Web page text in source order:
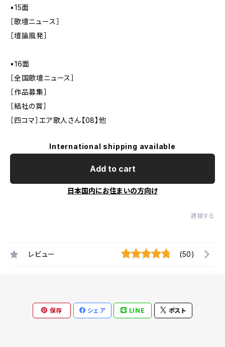
•15面
［歌壇ニュース］
［壇論風発］
•16面
［全国歌壇ニュース］
［作品募集］
［結社の賞］
［四コマ］エア歌人さん【08】他
International shipping available
Add to cart
日本国内にお住まいの方向け
通報する
レビュー (50)
保存 シェア LINE ポスト